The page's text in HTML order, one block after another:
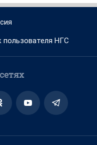
пользователя НГС